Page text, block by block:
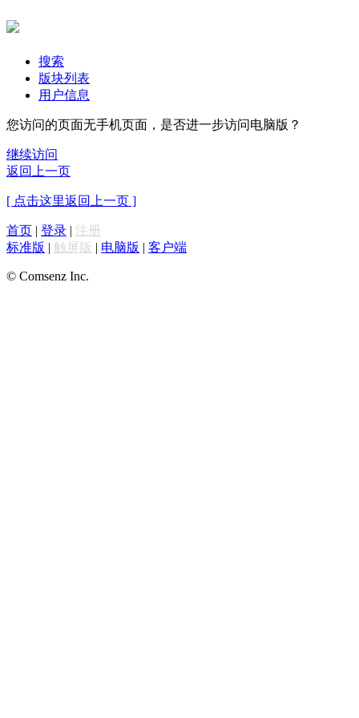
搜索
版块列表
用户信息
您访问的页面无手机页面，是否进一步访问电脑版？
继续访问
返回上一页
[ 点击这里返回上一页 ]
首页 | 登录 | 注册
标准版 | 触屏版 | 电脑版 | 客户端
© Comsenz Inc.